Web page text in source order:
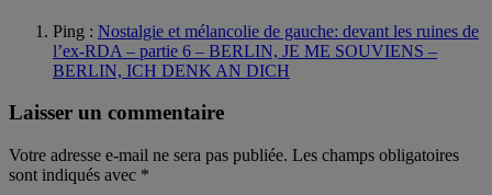
Ping : Nostalgie et mélancolie de gauche: devant les ruines de
l’ex-RDA – partie 6 – BERLIN, JE ME SOUVIENS –
BERLIN, ICH DENK AN DICH
Laisser un commentaire
Votre adresse e-mail ne sera pas publiée. Les champs obligatoires
sont indiqués avec *